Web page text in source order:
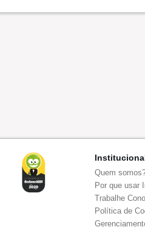
Quem
Por que usar
Trabalhe
Política de